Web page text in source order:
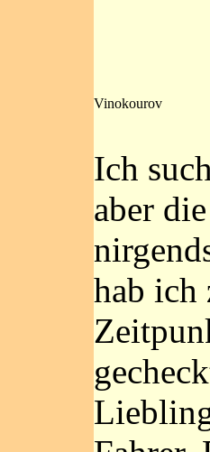
Vinokourov
Ich
aber
hab ich